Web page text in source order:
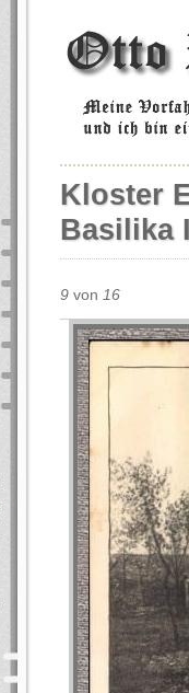
Kloster
Basilika
9 von 16